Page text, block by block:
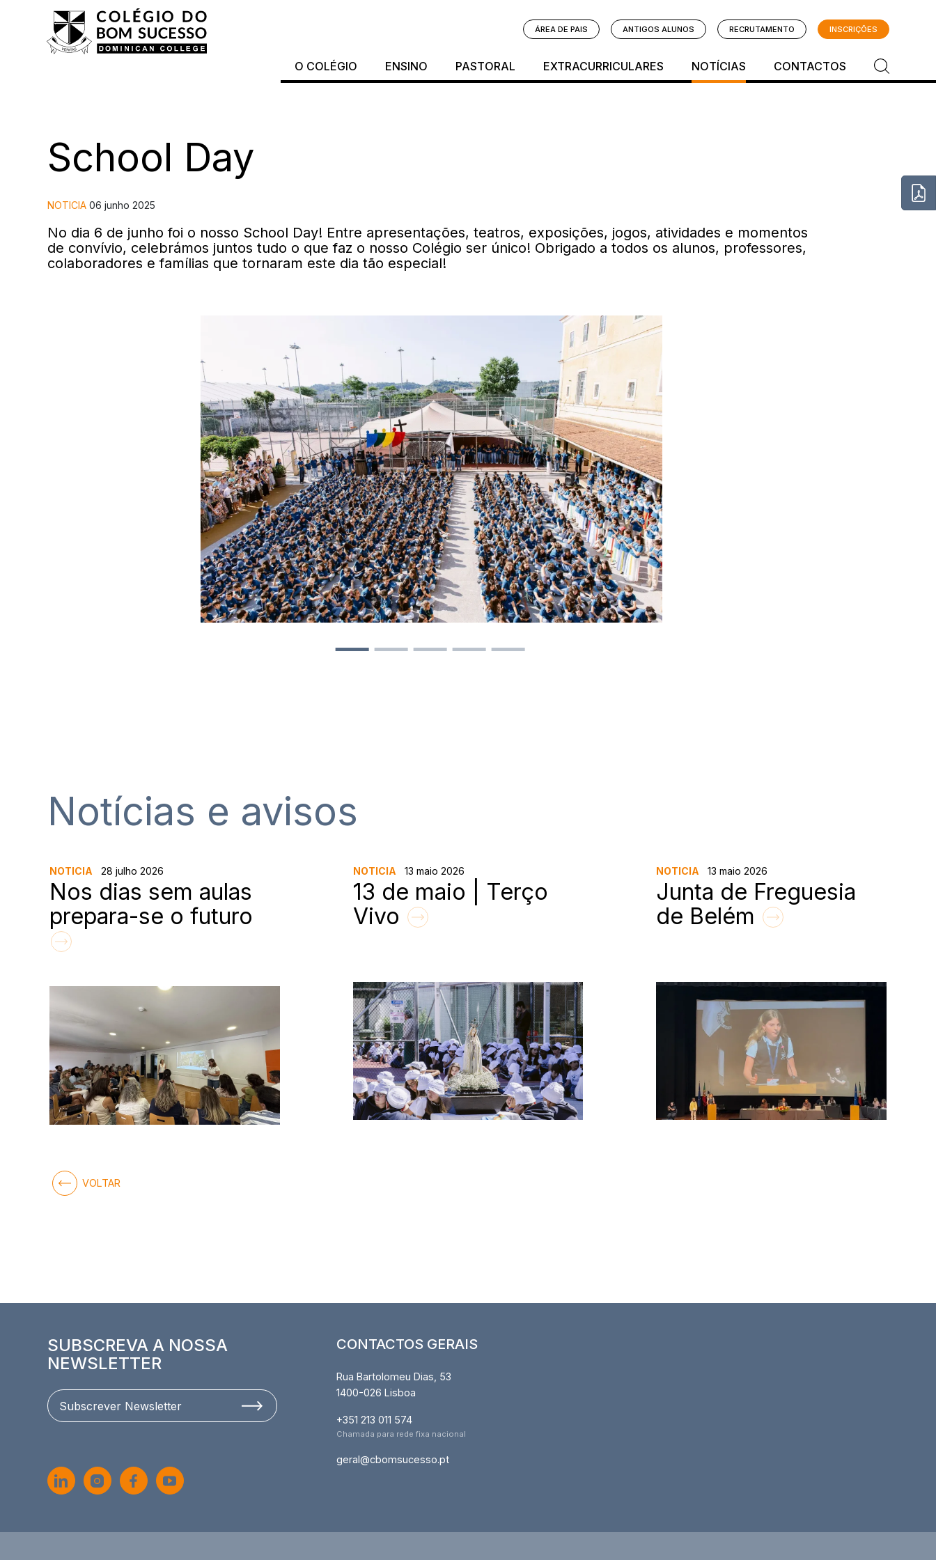
ÁREA DE PAIS ANTIGOS ALUNOS RECRUTAMENTO INSCRIÇÕES
O COLÉGIO ENSINO PASTORAL EXTRACURRICULARES NOTÍCIAS CONTACTOS
School Day
NOTICIA06 junho 2025
No dia 6 de junho foi o nosso School Day! Entre apresentações, teatros, exposições, jogos, atividades e momentos
de convívio, celebrámos juntos tudo o que faz o nosso Colégio ser único! Obrigado a todos os alunos, professores,
colaboradores e famílias que tornaram este dia tão especial!
Notícias e avisos
NOTICIA 28 julho 2026
Nos dias sem aulas
prepara-se o futuro
NOTICIA 13 maio 2026
13 de maio | Terço
Vivo
NOTICIA 13 maio 2026
Junta de Freguesia
de Belém
VOLTAR
SUBSCREVA A NOSSA
NEWSLETTER
Subscrever Newsletter
CONTACTOS GERAIS
Rua Bartolomeu Dias, 53
1400-026 Lisboa
+351 213 011 574
Chamada para rede fixa nacional
geral@cbomsucesso.pt